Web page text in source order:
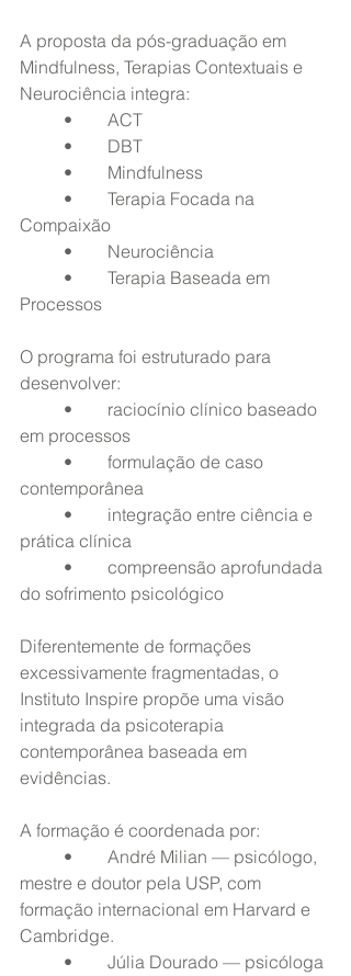
A proposta da pós-graduação em
Mindfulness, Terapias Contextuais e
Neurociência integra:
	•	ACT
	•	DBT
	•	Mindfulness
Compaixão
	•	Neurociência
Processos
O programa foi estruturado para
desenvolver:
em processos
contemporânea
prática clínica
do sofrimento psicológico
Diferentemente de formações
excessivamente fragmentadas, o
Instituto Inspire propõe uma visão
integrada da psicoterapia
contemporânea baseada em
evidências.
A formação é coordenada por:
mestre e doutor pela USP, com
formação internacional em Harvard e
Cambridge.